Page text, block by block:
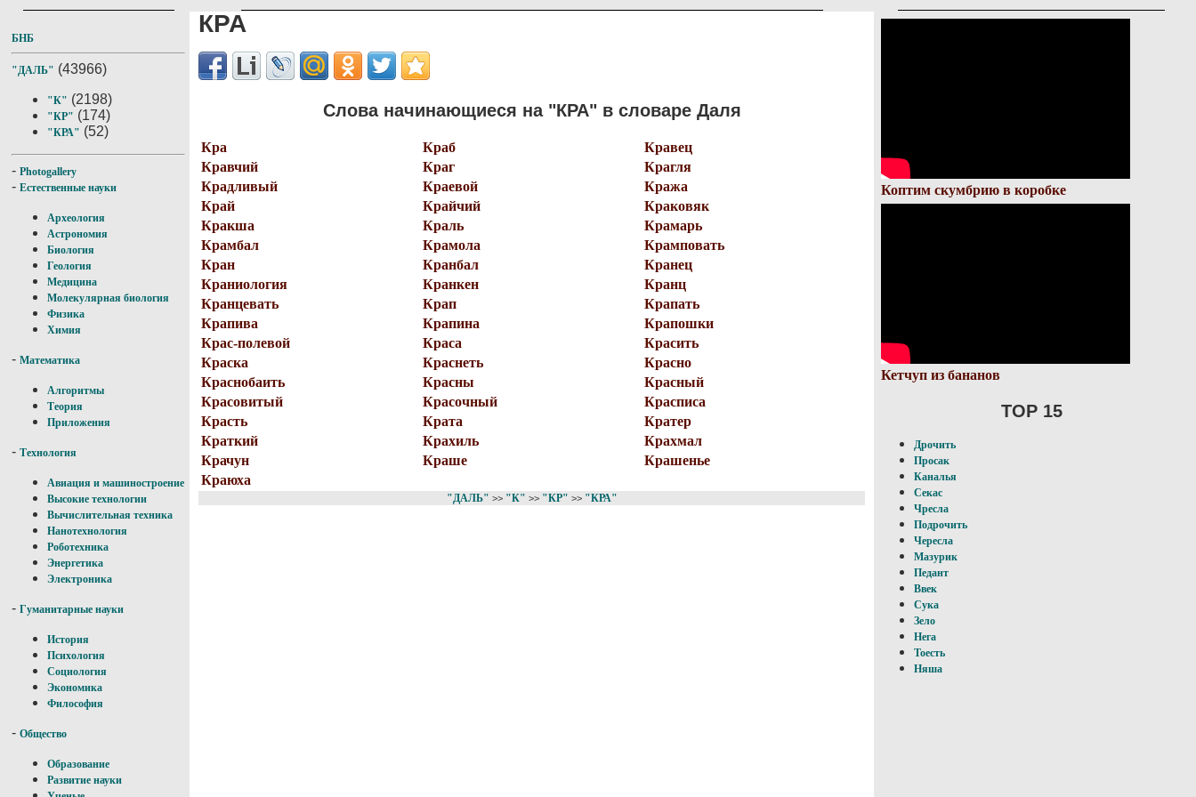
БНБ
"ДАЛЬ" (43966)
"К" (2198)
"КР" (174)
"КРА" (52)
- Photogallery
- Естественные науки
Археология
Астрономия
Биология
Геология
Медицина
Молекулярная биология
Физика
Химия
- Математика
Алгоритмы
Теория
Приложения
- Технология
Авиация и машиностроение
Высокие технологии
Вычислительная техника
Нанотехнология
Роботехника
Энергетика
Электроника
- Гуманитарные науки
История
Психология
Социология
Экономика
Философия
- Общество
Образование
Развитие науки
КРА
Слова начинающиеся на "КРА" в словаре Даля
Кра Краб
Кравец
Кравчий
Краг
Крагля
Крадливый
Краевой
Кража
Край
Крайчий
Краковяк
Кракша
Краль
Крамарь
Крамбал
Крамола
Крамповать
Кран
Кранбал
Кранец
Краниология
Кранкен
Кранц
Кранцевать
Крап
Крапать
Крапива
Крапина
Крапошки
Крас-полевой
Краса
Красить
Краска
Краснеть
Красно
Краснобаить
Красны
Красный
Красовитый
Красочный
Красписа
Красть
Крата
Кратер
Краткий
Крахиль
Крахмал
Крачун
Краше
Крашенье
Краюха
"ДАЛЬ" >> "К" >> "КР" >> "КРА"
Коптим скумбрию в коробке
Кетчуп из бананов
TOP 15
Дрочить
Просак
Каналья
Секас
Чресла
Подрочить
Чересла
Мазурик
Педант
Ввек
Сука
Зело
Нега
Тоесть
Няша